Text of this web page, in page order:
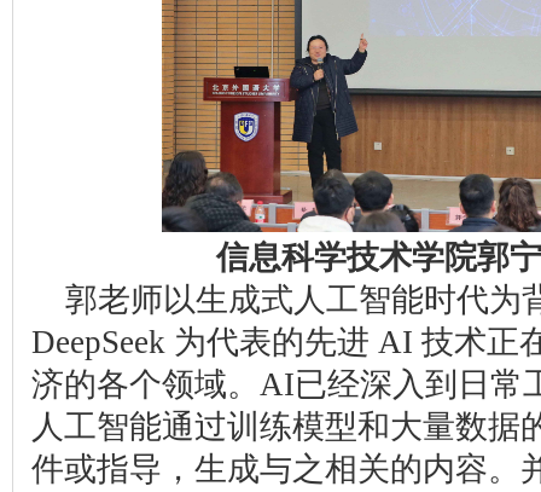
信息科学技术学院郭
郭老师以生成式人工智能时代为
DeepSeek 为代表的先进 AI 技术
济的各个领域。AI已经深入到日常
人工智能通过训练模型和大量数据
件或指导，生成与之相关的内容。